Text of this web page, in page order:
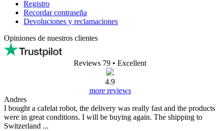
Registro
Recordar contraseña
Devoluciones y reclamaciones
Opiniones de nuestros clientes
Reviews 79 • Excellent
4.9
more reviews
Andres
I bought a cafelat robot, the delivery was really fast and the products
were in great conditions. I will be buying again. The shipping to
Switzerland ...